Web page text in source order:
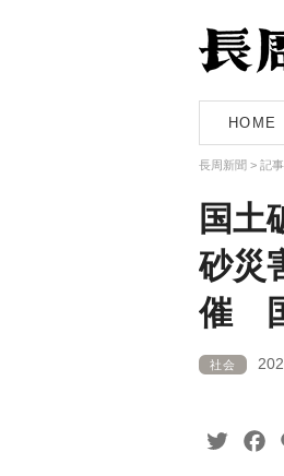
HOME
長周新聞 > 記
国土
砂災
催
社会
Twitter